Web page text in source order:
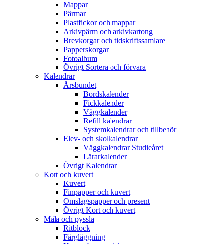
Mappar
Pärmar
Plastfickor och mappar
Arkivpärm och arkivkartong
Brevkorgar och tidskriftssamlare
Papperskorgar
Fotoalbum
Övrigt Sortera och förvara
Kalendrar
Årsbundet
Bordskalender
Fickkalender
Väggkalender
Refill kalendrar
Systemkalendrar och tillbehör
Elev- och skolkalendrar
Väggkalendrar Studieåret
Lärarkalender
Övrigt Kalendrar
Kort och kuvert
Kuvert
Finpapper och kuvert
Omslagspapper och present
Övrigt Kort och kuvert
Måla och pyssla
Ritblock
Färgläggning